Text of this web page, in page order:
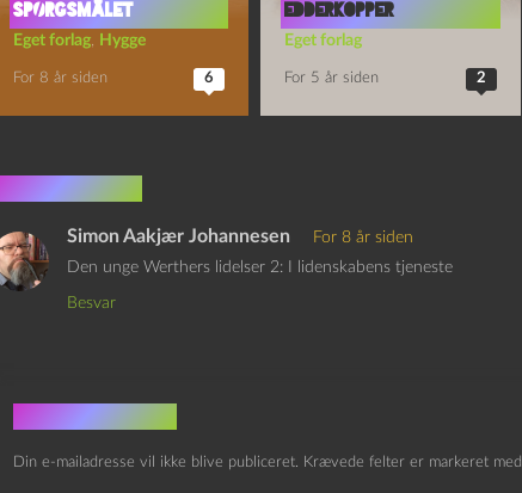
Spørgsmålet
Eget forlag, Hygge
For 8 år siden 6
edderkopper
Eget forlag
For 5 år siden 2
1 kommentar
Simon Aakjær Johannesen
For 8 år siden
Den unge Werthers lidelser 2: I lidenskabens tjeneste
Besvar
Skriv et svar
Din e-mailadresse vil ikke blive publiceret. Krævede felter er markeret med